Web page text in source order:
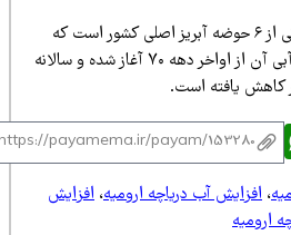
حوضه آبریز دریاچه ارومیه یکی از ۶ حوضه آبریز اصلی کشور است که
روند خشکیدن و کاهش تراز آبی آن از اواخر دهه ۷۰ آغاز شده و سالانه
آب دریاچه ارومیه،افزایش